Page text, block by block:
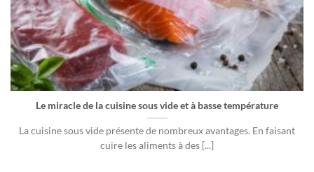
Le miracle de la cuisine sous vide et à basse température
La cuisine sous vide présente de nombreux avantages. En faisant
cuire les aliments à des [...]